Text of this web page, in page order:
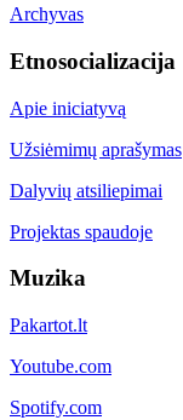
Archyvas
Etnosocializacija
Apie iniciatyvą
Užsiėmimų aprašymas
Dalyvių atsiliepimai
Projektas spaudoje
Muzika
Pakartot.lt
Youtube.com
Spotify.com